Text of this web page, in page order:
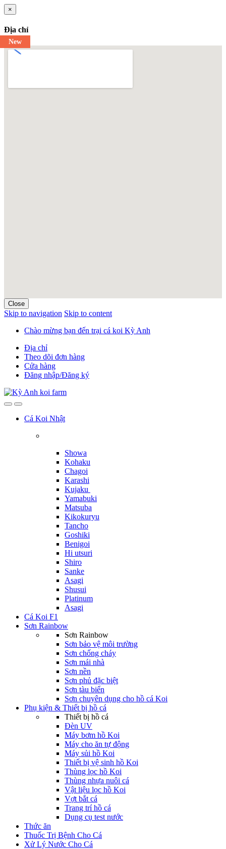
×
Địa chỉ
Close
Skip to navigation Skip to content
Chào mừng bạn đến trại cá koi Kỳ Anh
Địa chỉ
Theo dõi đơn hàng
Cửa hàng
Đăng nhập/Đăng ký
Cá Koi Nhật
Showa
Kohaku
Chagoi
Karashi
Kujaku
Yamabuki
Matsuba
Kikokuryu
Tancho
Goshiki
Benigoi
Hi utsuri
Shiro
Sanke
Asagi
Shusui
Platinum
Asagi
Cá Koi F1
Sơn Rainbow
Sơn Rainbow
Sơn bảo vệ môi trường
Sơn chống cháy
Sơn mái nhà
Sơn nền
Sơn phủ đặc biệt
Sơn tàu biển
Sơn chuyên dụng cho hồ cá Koi
Phụ kiện & Thiết bị hồ cá
Thiết bị hồ cá
Đèn UV
Máy bơm hồ Koi
Máy cho ăn tự động
Máy sủi hồ Koi
Thiết bị vệ sinh hồ Koi
Thùng lọc hồ Koi
Thùng nhựa nuôi cá
Vật liệu lọc hồ Koi
Vợt bắt cá
Trang trí hồ cá
Dụng cụ test nước
Thức ăn
Thuốc Trị Bệnh Cho Cá
Xử Lý Nước Cho Cá
New